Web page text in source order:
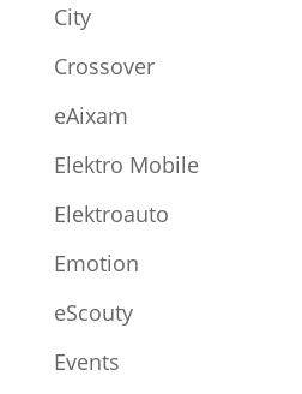
City
Crossover
eAixam
Elektro Mobile
Elektroauto
Emotion
eScouty
Events